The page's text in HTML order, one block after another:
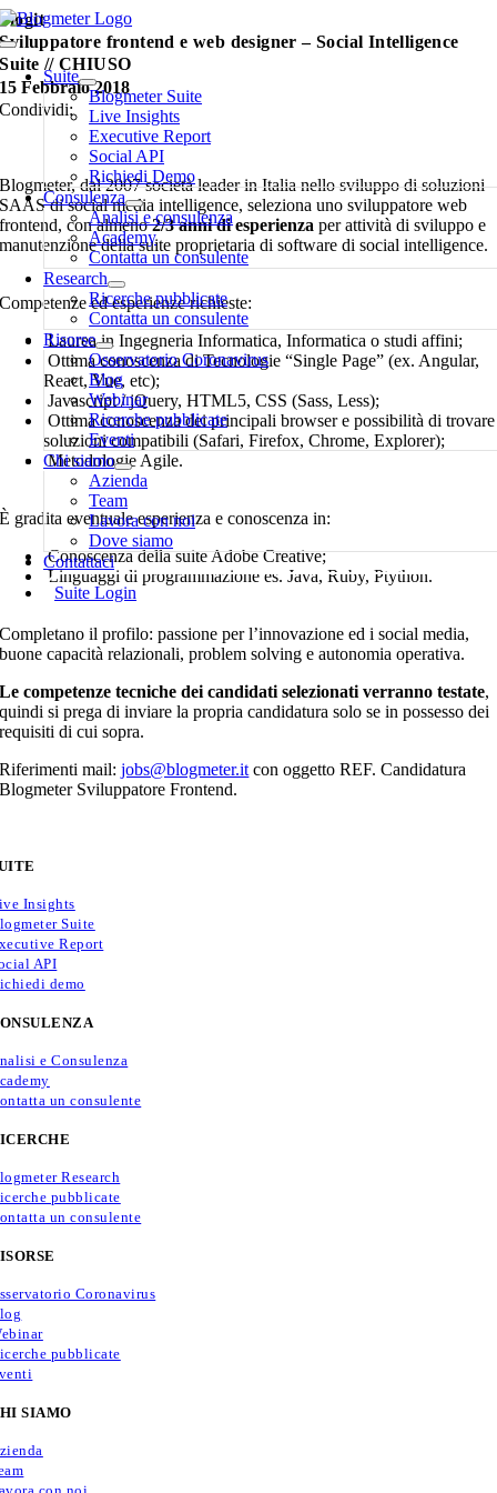
Salta
al
contenuto
Toggle
Navigation
Suite
Blogmeter Suite
Live Insights
Executive Report
Social API
Richiedi Demo
Consulenza
Analisi e consulenza
Academy
Contatta un consulente
Research
Ricerche pubblicate
Contatta un consulente
Risorse
Osservatorio Coronavirus
Blog
Webinar
Ricerche pubblicate
Eventi
Chi siamo
Azienda
Team
Lavora con noi
Dove siamo
Contattaci
Suite Login
blogit
Sviluppatore frontend e web designer – Social Intelligence
Suite // CHIUSO
15 Febbraio 2018
Condividi:
Blogmeter, dal 2007 società leader in Italia nello sviluppo di soluzioni
SAAS di social media intelligence, seleziona uno sviluppatore web
frontend, con almeno 2/3 anni di esperienza per attività di sviluppo e
manutenzione della suite proprietaria di software di social intelligence.
Competenze ed esperienze richieste:
Laurea in Ingegneria Informatica, Informatica o studi affini;
Ottima conoscenza di Tecnologie “Single Page” (ex. Angular,
React, Vue, etc);
Javascript / jQuery, HTML5, CSS (Sass, Less);
Ottima conoscenza dei principali browser e possibilità di trovare
soluzioni compatibili (Safari, Firefox, Chrome, Explorer);
Metodologie Agile.
È gradita eventuale esperienza e conoscenza in:
Conoscenza della suite Adobe Creative;
Linguaggi di programmazione es. Java, Ruby, Ptython.
Completano il profilo: passione per l’innovazione ed i social media,
buone capacità relazionali, problem solving e autonomia operativa.
Le competenze tecniche dei candidati selezionati verranno testate,
quindi si prega di inviare la propria candidatura solo se in possesso dei
requisiti di cui sopra.
Riferimenti mail:jobs@blogmeter.it con oggetto REF. Candidatura
Blogmeter Sviluppatore Frontend.
Insights
Suite
Report
API
demo
e Consulenza
un consulente
Research
pubblicate
un consulente
Coronavirus
pubblicate
SIAMO